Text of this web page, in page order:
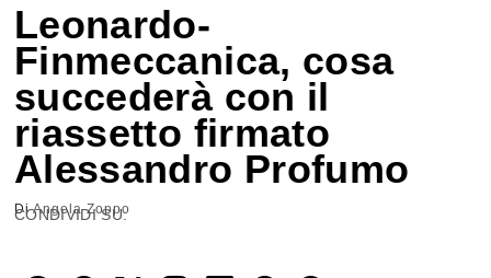
Leonardo-
Finmeccanica, cosa
succederà con il
riassetto firmato
Alessandro Profumo
DiAngela Zoppo
CONDIVIDI SU: